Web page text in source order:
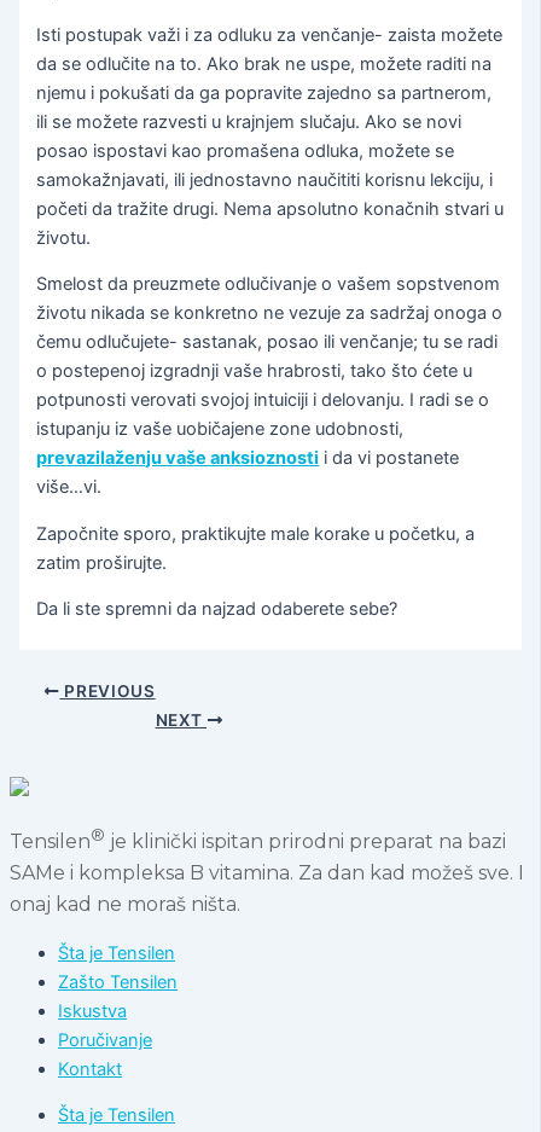
Isti postupak važi i za odluku za venčanje- zaista možete
da se odlučite na to. Ako brak ne uspe, možete raditi na
njemu i pokušati da ga popravite zajedno sa partnerom,
ili se možete razvesti u krajnjem slučaju. Ako se novi
posao ispostavi kao promašena odluka, možete se
samokažnjavati, ili jednostavno naučititi korisnu lekciju, i
početi da tražite drugi. Nema apsolutno konačnih stvari u
životu.
Smelost da preuzmete odlučivanje o vašem sopstvenom
životu nikada se konkretno ne vezuje za sadržaj onoga o
čemu odlučujete- sastanak, posao ili venčanje; tu se radi
o postepenoj izgradnji vaše hrabrosti, tako što ćete u
potpunosti verovati svojoj intuiciji i delovanju. I radi se o
istupanju iz vaše uobičajene zone udobnosti,
prevazilaženju vaše anksioznosti i da vi postanete
više…vi.
Započnite sporo, praktikujte male korake u početku, a
zatim proširujte.
Da li ste spremni da najzad odaberete sebe?
PREVIOUS
NEXT
Tensilen® je klinički ispitan prirodni preparat na bazi
SAMe i kompleksa B vitamina. Za dan kad možeš sve. I
onaj kad ne moraš ništa.
Šta je Tensilen
Zašto Tensilen
Iskustva
Poručivanje
Kontakt
Šta je Tensilen